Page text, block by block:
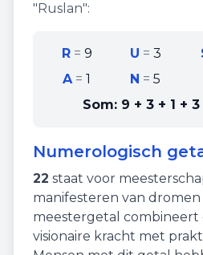
"Ruslan":
R= 9 U = 3
A=1 N =5
Som: 9 + 3 + 1 + 3
Numerologisch
22 staat voor
manifesteren van
meestergetal combineert
visionaire kracht met